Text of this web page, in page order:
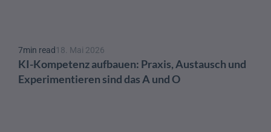
7min read18. Mai 2026
KI-Kompetenz aufbauen: Praxis, Austausch und
Experimentieren sind das A und O